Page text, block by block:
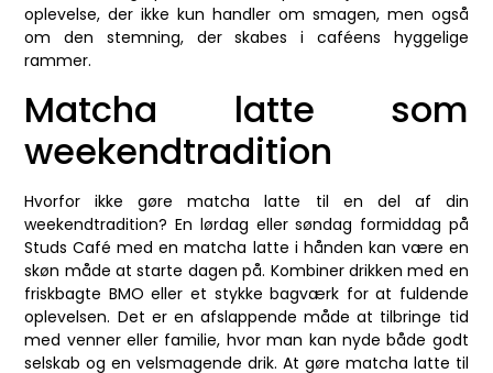
oplevelse, der ikke kun handler om smagen, men også
om den stemning, der skabes i caféens hyggelige
rammer.
Matcha latte som
weekendtradition
Hvorfor ikke gøre matcha latte til en del af din
weekendtradition? En lørdag eller søndag formiddag på
Studs Café med en matcha latte i hånden kan være en
skøn måde at starte dagen på. Kombiner drikken med en
friskbagte BMO eller et stykke bagværk for at fuldende
oplevelsen. Det er en afslappende måde at tilbringe tid
med venner eller familie, hvor man kan nyde både godt
selskab og en velsmagende drik. At gøre matcha latte til